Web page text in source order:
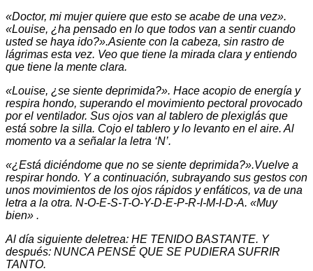
«Doctor, mi mujer quiere que esto se acabe de una vez».
«Louise, ¿ha pensado en lo que todos van a sentir cuando
usted se haya ido?».Asiente con la cabeza, sin rastro de
lágrimas esta vez. Veo que tiene la mirada clara y entiendo
que tiene la mente clara.
«Louise, ¿se siente deprimida?». Hace acopio de energía y
respira hondo, superando el movimiento pectoral provocado
por el ventilador. Sus ojos van al tablero de plexiglás que
está sobre la silla. Cojo el tablero y lo levanto en el aire. Al
momento va a señalar la letra ‘N’.
«¿Está diciéndome que no se siente deprimida?».Vuelve a
respirar hondo. Y a continuación, subrayando sus gestos con
unos movimientos de los ojos rápidos y enfáticos, va de una
letra a la otra. N-O-E-S-T-O-Y-D-E-P-R-I-M-I-D-A. «Muy
bien» .
Al día siguiente deletrea: HE TENIDO BASTANTE. Y
después: NUNCA PENSÉ QUE SE PUDIERA SUFRIR
TANTO.